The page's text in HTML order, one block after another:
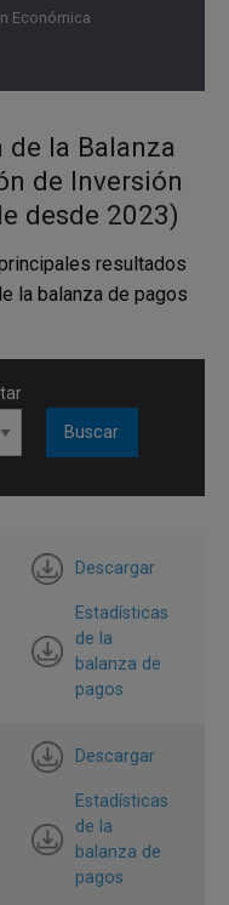
Económica
del PIB
trimestre de 2026,
por USD 954 m que
(USD 411 m), y al
por concepto de
(USD 543 m) (Gráfico
Colombia
dólares
la Balanza
de Inversión
desde 2023)
resultados
la balanza de pagos
Descargar
Estadísticas
de la
balanza de
pagos
Descargar
Estadísticas
de la
balanza de
pagos